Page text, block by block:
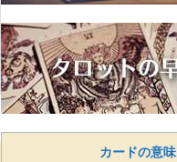
カードの意味